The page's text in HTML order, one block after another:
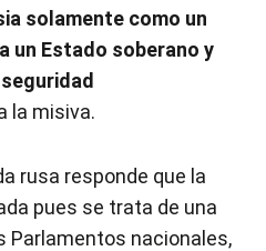
solamente como un
un Estado soberano y
la misiva.
rusa responde que la
pues se trata de una
Parlamentos nacionales,